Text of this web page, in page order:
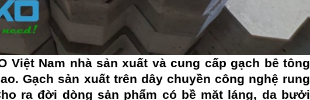
Việt Nam nhà sản xuất vàcung cấp gạch bê tông
. Gạch sản xuất trên dây chuyền công nghệ rung
ra đời dòng sản phẩm có bề mặt láng, da bưởi